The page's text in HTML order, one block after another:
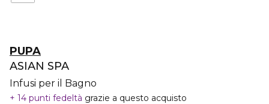
PUPA
ASIAN SPA
Infusi per il Bagno
14 punti fedeltà grazie a questo acquisto